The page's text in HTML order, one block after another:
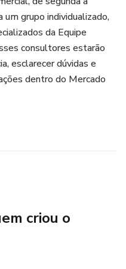
grupo individualizado,
da Equipe
consultores estarão
esclarecer dúvidas e
dentro do Mercado
criou o